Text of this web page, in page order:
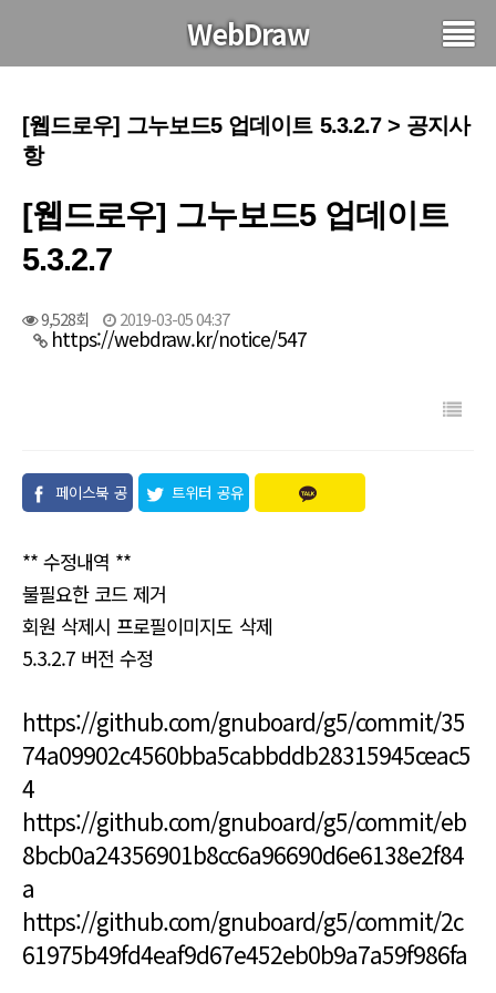
WebDraw
[웹드로우] 그누보드5 업데이트 5.3.2.7 > 공지사
항
[웹드로우] 그누보드5 업데이트
5.3.2.7
9,528회 2019-03-05 04:37
https://webdraw.kr/notice/547
페이스북 공
트위터 공유
** 수정내역 **
불필요한 코드 제거
회원 삭제시 프로필이미지도 삭제
5.3.2.7 버전 수정
https://github.com/gnuboard/g5/commit/35
74a09902c4560bba5cabbddb28315945ceac5
4
https://github.com/gnuboard/g5/commit/eb
8bcb0a24356901b8cc6a96690d6e6138e2f84
a
https://github.com/gnuboard/g5/commit/2c
61975b49fd4eaf9d67e452eb0b9a7a59f986fa